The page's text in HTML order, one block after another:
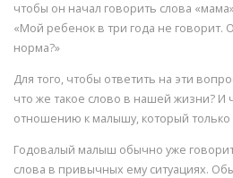
чтобы он начал говорить слова
«Мой ребенок в три года не говорит.
норма?»
Для того, чтобы ответить на эти
что же такое слово в нашей жизни? И
отношению к малышу, который только
Годовалый малыш обычно уже
слова в привычных ему ситуациях.